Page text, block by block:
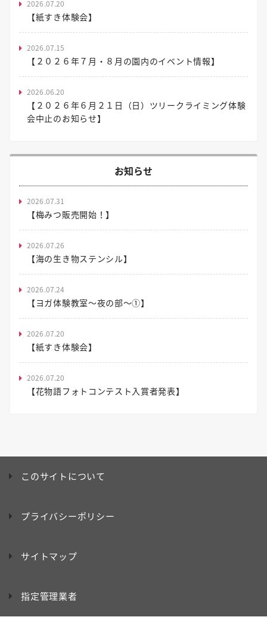
2026.07.20
【紙すき体験会】
2026.07.15
【２０２６年７月・８月の園内のイベント情報】
2026.06.20
【２０２６年６月２１日（日）ツリークライミング体験
会中止のお知らせ】
お知らせ
2026.07.31
【梅みつ販売開始！】
2026.07.26
【海の生き物ステンシル】
2026.07.24
【ヨガ体験教室～夜の部～①】
2026.07.20
【紙すき体験会】
2026.07.20
【花物語フォトコンテスト入賞者発表】
このサイトについて
プライバシーポリシー
サイトマップ
指定管理業者